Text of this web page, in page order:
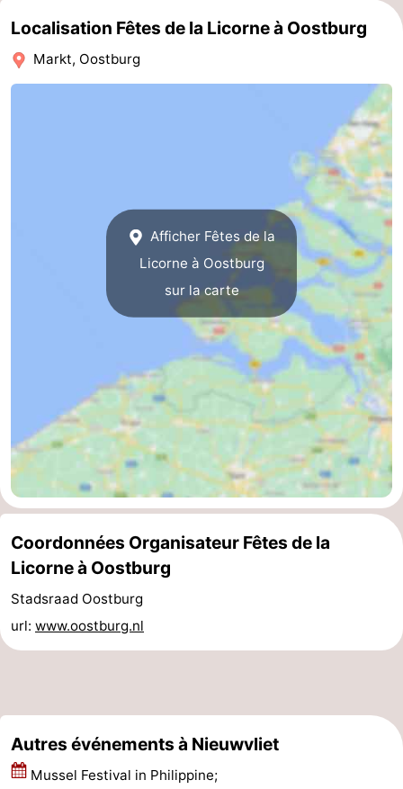
manger
Pratiques
Forum
Domburg
Zoutelande
-
Vlissingen
-
Middelburg
Zeeuws-
Vlaanderen
-
Breskens
-
Cadzand
-
Retranchement
-
Localisation Fêtes de la Licorne à Oostburg
Markt, Oostburg
Afficher Fêtes de la
Licorne à Oostburg
sur la carte
Coordonnées Organisateur Fêtes de la
Licorne à Oostburg
Stadsraad Oostburg
url: www.oostburg.nl
Autres événements à Nieuwvliet
Mussel Festival in Philippine;